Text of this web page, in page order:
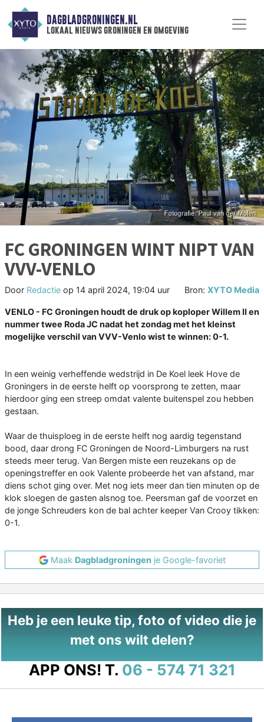
DAGBLADGRONINGEN.NL
lokaal nieuws groningen en omgeving
FC GRONINGEN WINT NIPT VAN
VVV-VENLO
Door Redactie op 14 april 2024, 19:04 uur Bron: XYTO Media
VENLO - FC Groningen houdt de druk op koploper Willem II en
nummer twee Roda JC nadat het zondag met het kleinst
mogelijke verschil van VVV-Venlo wist te winnen: 0-1.
In een weinig verheffende wedstrijd in De Koel leek Hove de
Groningers in de eerste helft op voorsprong te zetten, maar
hierdoor ging een streep omdat valente buitenspel zou hebben
gestaan.
Waar de thuisploeg in de eerste helft nog aardig tegenstand
bood, daar drong FC Groningen de Noord-Limburgers na rust
steeds meer terug. Van Bergen miste een reuzekans op de
openingstreffer en ook Valente probeerde het van afstand, mar
diens schot ging over. Met nog iets meer dan tien minuten op de
klok sloegen de gasten alsnog toe. Peersman gaf de voorzet en
de jonge Schreuders kon de bal achter keeper Van Crooy tikken:
0-1.
Maak Dagbladgroningen je Google-favoriet
Heb je een leuke tip, foto of video die je
met ons wilt delen?
APP ONS! T. 06 - 574 71 321